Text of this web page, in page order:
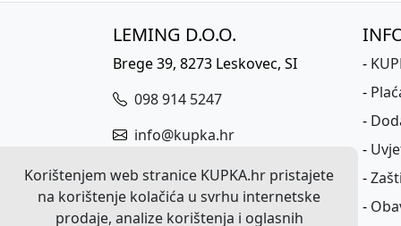
Korištenjem web stranice KUPKA.hr pristajete
na korištenje kolačića u svrhu internetske
prodaje, analize korištenja i oglasnih
LEMING D.O.O.
Brege 39, 8273 Leskovec, SI
098 914 5247
info@kupka.hr
ID broj za PDV: HR17701683383
Matični broj: 3617815000
-
-
-
-
-
-